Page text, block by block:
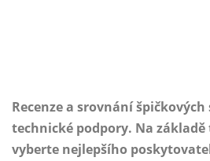
Recenze a srovnání
technické podpory. Na
vyberte nejlepšího